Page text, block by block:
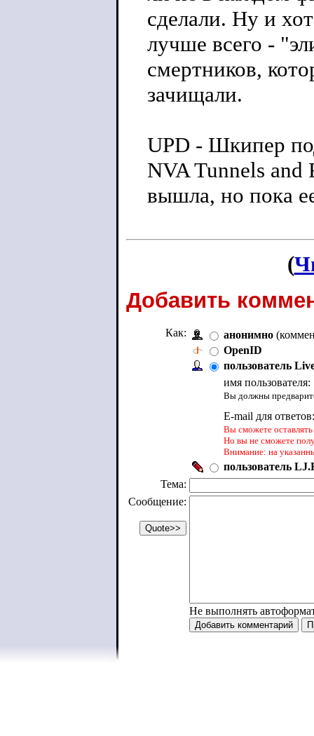
сделали. Ну и
лучше всего -
смертников,
зачищали.
UPD - Шкипер
NVA Tunnels and
вышла, но пока
(
Добавить
Как: анонимно
OpenID
пользователь
имя пользователя:
Вы должны
E-mail для
Вы сможете
Но вы не сможете
Внимание: на
пользователь
Тема:
Сообщение:
Не выполнять